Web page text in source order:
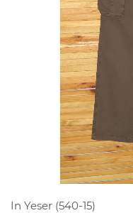
In Yeser (540-15)